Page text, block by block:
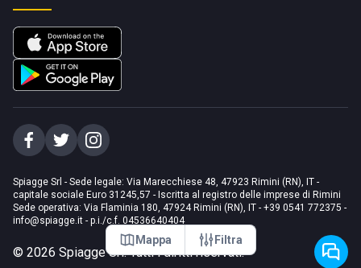
Mappa Filtra
Spiagge Srl - Sede legale: Via Marecchiese 48, 47923 Rimini (RN), IT -
capitale sociale Euro 31245,57 - Iscritta al registro delle imprese di Rimini
Sede operativa: Via Flaminia 180, 47924 Rimini (RN), IT - +39 0541 772375 -
info@spiagge.it - p.i./c.f. 04536640404
© 2026 Spiagge Srl. Tutti i diritti riservati.